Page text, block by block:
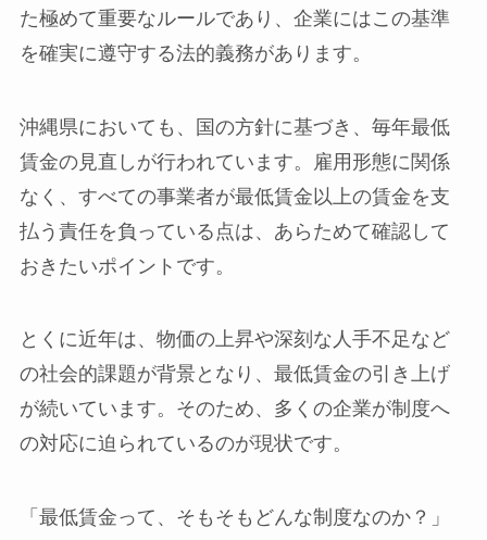
た極めて重要なルールであり、企業にはこの基準
を確実に遵守する法的義務があります。
沖縄県においても、国の方針に基づき、毎年最低
賃金の見直しが行われています。雇用形態に関係
なく、すべての事業者が最低賃金以上の賃金を支
払う責任を負っている点は、あらためて確認して
おきたいポイントです。
とくに近年は、物価の上昇や深刻な人手不足など
の社会的課題が背景となり、最低賃金の引き上げ
が続いています。そのため、多くの企業が制度へ
の対応に迫られているのが現状です。
「最低賃金って、そもそもどんな制度なのか？」